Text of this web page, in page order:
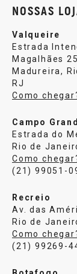
NOSSAS
Valqueire
Estrada
Magalhães
Madureira,
RJ
Como
Campo
Estrada do
Rio de
Como
(21) 99051-
Recreio
Av. das
Rio de
Como
(21) 99269-